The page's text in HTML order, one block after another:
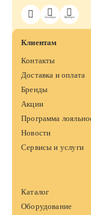
ЗооПро ВетПро
Клиентам
Контакты
Доставка и оплата
Бренды
Акции
Программа
Новости
Сервисы и услуги
Каталог
Оборудование